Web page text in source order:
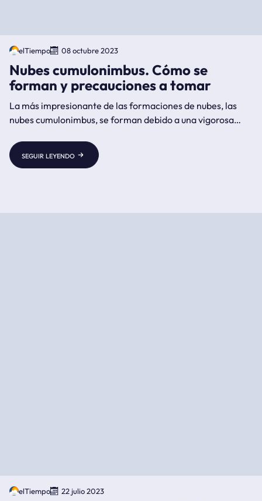
elTiempo 08 octubre 2023
Nubes cumulonimbus. Cómo se
forman y precauciones a tomar
La más impresionante de las formaciones de nubes, las
nubes cumulonimbus, se forman debido a una vigorosa
seguir leyendo
elTiempo 22 julio 2023